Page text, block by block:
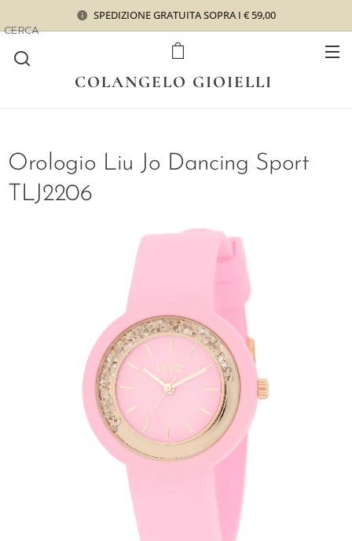
SPEDIZIONE GRATUITA SOPRA I € 59,00
COLANGELO GIOIELLI
CERCA
Orologio Liu Jo Dancing Sport
TLJ2206